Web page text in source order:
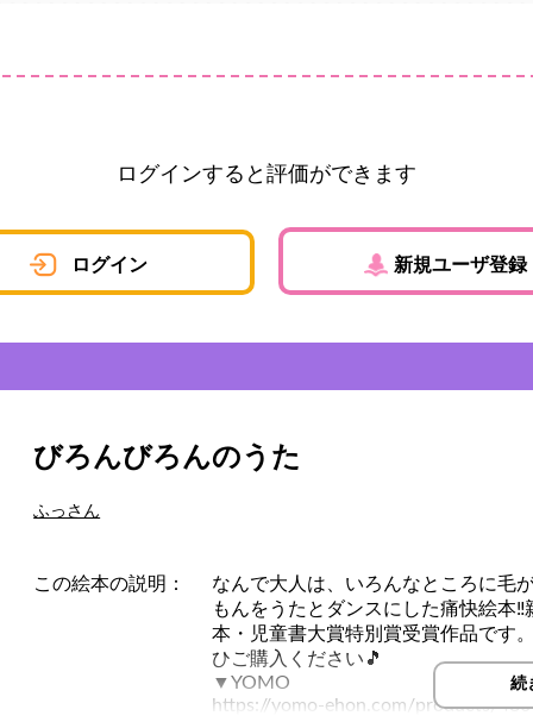
ログインすると評価ができます
ログイン 新規ユーザ登録
びろんびろんのうた
ふっさん
この絵本の説明：
なんで大人は、いろんなところに毛
もんをうたとダンスにした痛快絵本
本・児童書大賞特別賞受賞作品です
ひご購入ください🎵
▼YOMO
https://yomo-ehon.com/products/480
続